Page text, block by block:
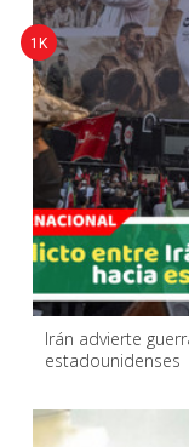
Irán advierte
estadounidenses
1K